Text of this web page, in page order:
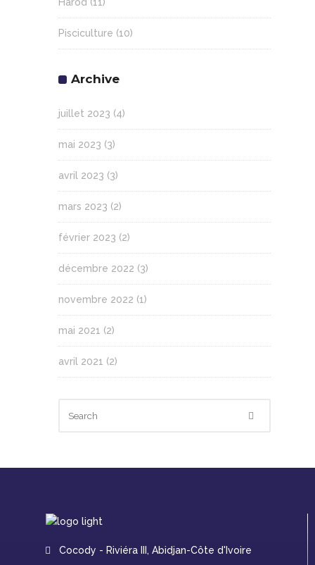
Pisciculture (10)
Archive
juillet 2023 (4)
mai 2023 (3)
avril 2023 (3)
mars 2023 (2)
février 2023 (2)
décembre 2022 (3)
novembre 2022 (1)
mai 2021 (2)
avril 2021 (2)
Cocody - Riviéra III, Abidjan-Côte d'Ivoire